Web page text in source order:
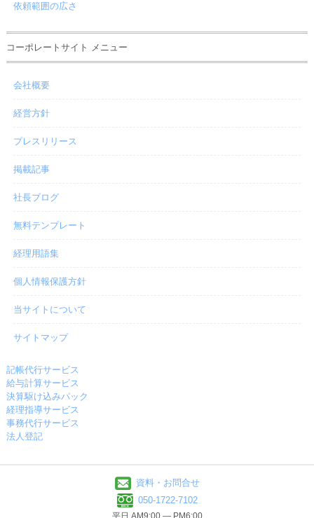
依頼範囲の広さ
コーポレートサイト メニュー
会社概要
経営方針
プレスリリース
掲載記事
社長ブログ
無料テンプレート
経理用語集
個人情報保護方針
当サイトについて
サイトマップ
記帳代行サービス
給与計算サービス
決算駆け込みパック
経理指導サービス
事務代行サービス
法人登記
資料・お問合せ
050-1722-7102
平日 AM9:00 ― PM6:00